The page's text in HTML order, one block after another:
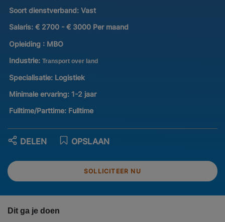
Soort dienstverband: Vast
Salaris: € 2700 - € 3000 Per maand
Opleiding : MBO
Industrie: Transport over land
Specialisatie: Logistiek
Minimale ervaring: 1-2 jaar
Fulltime/Parttime: Fulltime
SOLLICITEER NU
OPSLAAN
DELEN
Dit ga je doen